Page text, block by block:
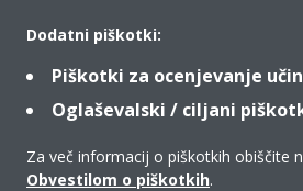
Kontakt
Izdelki
Dodatni piškotki:
Piškotki za ocenjevanje
Oglaševalski / ciljani
Za več informacij o piškotkih obiščite
Obvestilom o piškotkih.